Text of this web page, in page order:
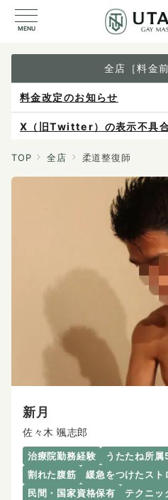
MENU
全店［料金
X（旧Twitter）の表示不具合
ご予約は各店へ直接お問い合
料金は当日施術前にお支払い
感染症防止対策について
料金改定のお知らせ
TOP 全店 柔道整復師
新月
佐々木 颯志郎
治療院勤務経験 うたたね所属
割れた腹筋
緩急をつけたスト
民間・国家資格保有
テクニッ